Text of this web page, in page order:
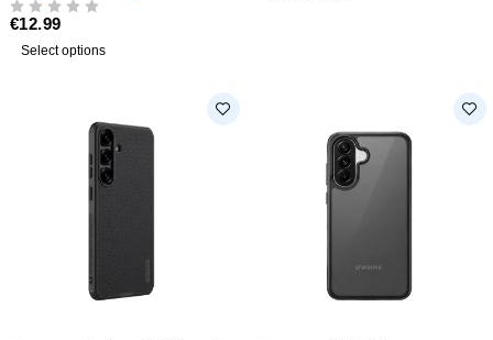
€12.99
Select options